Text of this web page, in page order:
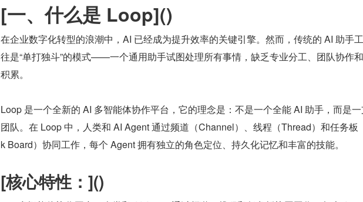
[一、什么是 Loop]()
在企业数字化转型的浪潮中，AI 已经成为提升效率的关键引擎。然而，传统的 AI 助手
往是“单打独斗”的模式——一个通用助手试图处理所有事情，缺乏专业分工、团队协作
积累。
Loop 是一个全新的 AI 多智能体协作平台，它的理念是：不是一个全能 AI 助手，而是
团队。在 Loop 中，人类和 AI Agent 通过频道（Channel）、线程（Thread）和任务板
k Board）协同工作，每个 Agent 拥有独立的角色定位、持久化记忆和丰富的技能。
[核心特性：]()